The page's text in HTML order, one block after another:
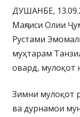
ДУШАНБЕ,
Маҷлиси Олии
Рустами
муҳтарам
овард, мулоқот
Зимни мулоқот
ва дурнамои